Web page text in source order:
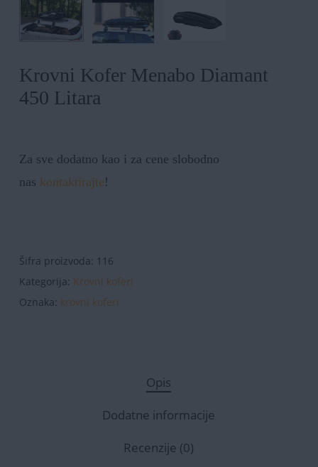
Krovni Kofer Menabo Diamant
450 Litara
Za sve dodatno kao i za cene slobodno
nas kontaktirajte!
Šifra proizvoda: 116
Kategorija: Krovni koferi
Oznaka: krovni koferi
Opis
Dodatne informacije
Recenzije (0)